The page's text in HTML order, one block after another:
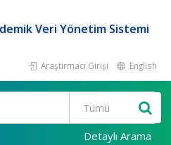
Veri Yönetim Sistemi
Araştırmacı Girişi English
Detaylı Arama